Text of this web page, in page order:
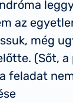
az
még
(Sőt,
feladat